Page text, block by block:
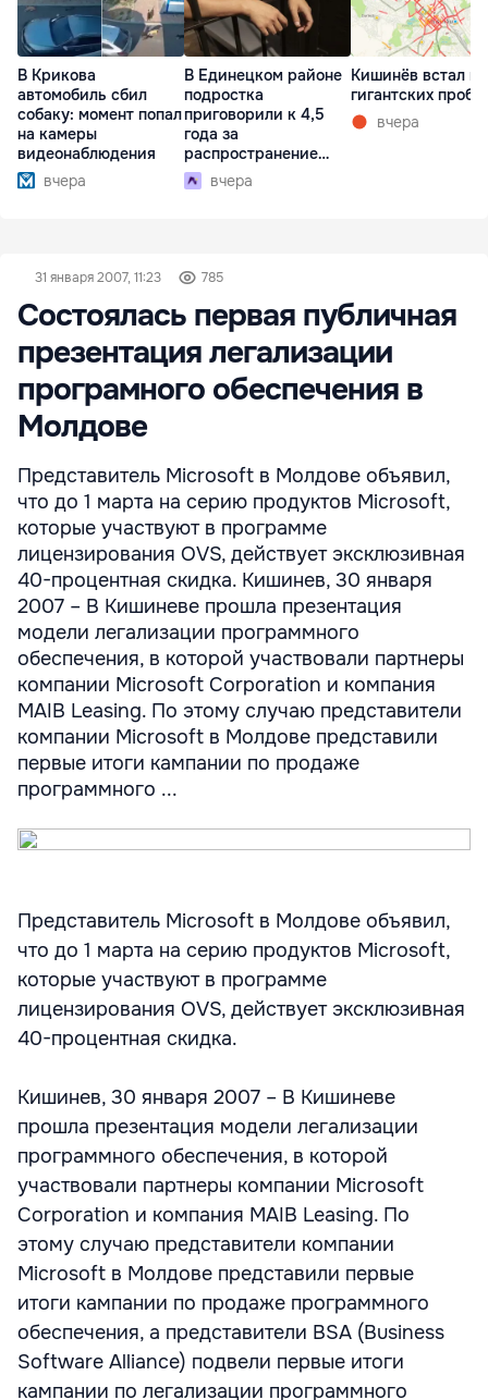
В Крикова
автомобиль сбил
собаку: момент попал
на камеры
видеонаблюдения
вчера
В Единецком районе
подростка
приговорили к 4,5
года за
распространение
наркотиков
вчера
Кишинёв встал в
гигантских
вчера
31 января 2007, 11:23 785
Состоялась первая публичная
презентация легализации
програмного обеспечения в
Молдове
Представитель Microsoft в Молдове объявил,
что до 1 марта на серию продуктов Microsoft,
которые участвуют в программе
лицензирования OVS, действует эксклюзивная
40-процентная скидка. Кишинев, 30 января
2007 – В Кишиневе прошла презентация
модели легализации программного
обеспечения, в которой участвовали партнеры
компании Microsoft Corporation и компания
MAIB Leasing. По этому случаю представители
компании Microsoft в Молдове представили
первые итоги кампании по продаже
программного ...
Представитель Microsoft в Молдове объявил,
что до 1 марта на серию продуктов Microsoft,
которые участвуют в программе
лицензирования OVS, действует эксклюзивная
40-процентная скидка.
Кишинев, 30 января 2007 – В Кишиневе
прошла презентация модели легализации
программного обеспечения, в которой
участвовали партнеры компании Microsoft
Corporation и компания MAIB Leasing. По
этому случаю представители компании
Microsoft в Молдове представили первые
итоги кампании по продаже программного
обеспечения, а представители BSA (Business
Software Alliance) подвели первые итоги
кампании по легализации программного